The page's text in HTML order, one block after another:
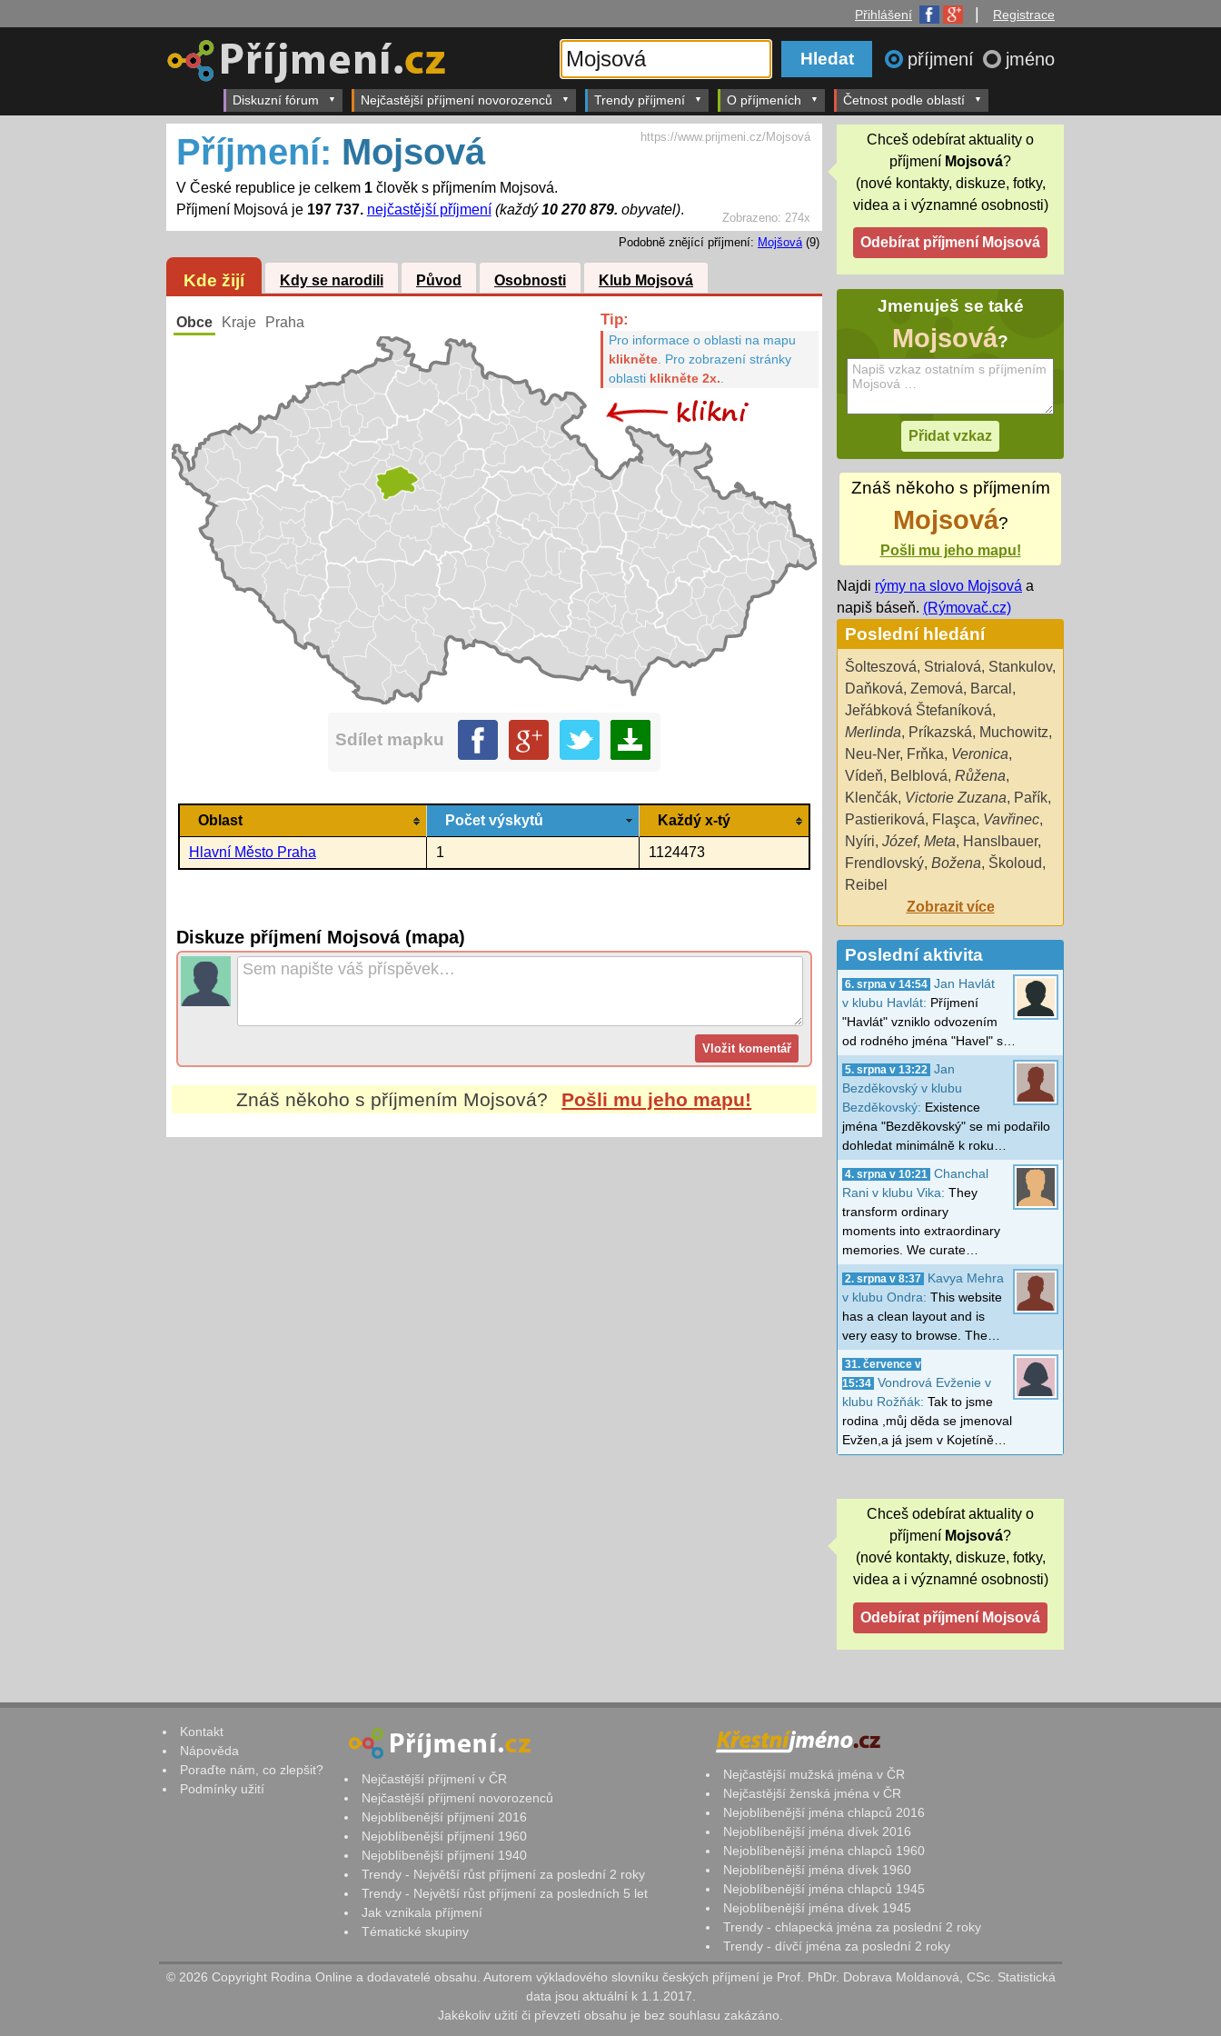
Přihlášení Registrace
příjmení jméno
Diskuzní fórum Nejčastější příjmení novorozenců Trendy příjmení O příjmeních Četnost podle oblastí
Zobrazeno:274x
Příjmení: Mojsová
V České republice je celkem 1člověk s příjmením Mojsová.
Příjmení Mojsová je 197 737. nejčastější příjmení (každý10 270 879. obyvatel).
https://www.prijmeni.cz/Mojsová
Podobně znějící příjmení: Mojšová(9)
Kde žijí Kdy se narodili Původ Osobnosti Klub Mojsová
Obce Kraje Praha Tip:
Pro informace o oblasti na mapu
klikněte. Pro zobrazení stránky
oblasti klikněte 2x.
Sdílet mapku
Oblast Počet výskytů Každý x-tý
Hlavní Město Praha 1 1124473
Diskuze příjmení Mojsová (mapa)
Znáš někoho s příjmením Mojsová? Pošli mu jeho mapu!
Chceš odebírat aktuality o
příjmení Mojsová?
(nové kontakty, diskuze, fotky,
videa a i významné osobnosti)
Jmenuješ se také
Mojsová?
Znáš někoho s příjmením
Mojsová?
Pošli mu jeho mapu!
Najdi rýmy na slovo Mojsová a
napiš báseň. (Rýmovač.cz)
Poslední hledání
Šolteszová, Strialová, Stankulov,
Daňková, Zemová, Barcal ,
Jeřábková Štefaníková,
Merlinda, Príkazská, Muchowitz,
Neu-Ner, Frňka, Veronica,
Vídeň, Belblová, Růžena,
Klenčák, Victorie Zuzana, Pařík,
Pastieriková, Flaşca, Vavřinec,
Nyíri, Józef, Meta, Hanslbauer,
Frendlovský, Božena, Školoud,
Reibel
Zobrazit více
Poslední aktivita
6. srpna v 14:54 Jan Havlát
v klubu Havlát: Příjmení
"Havlát" vzniklo odvozením
od rodného jména "Havel" s…
5. srpna v 13:22
Jan
Bezděkovský v klubu
Bezděkovský: Existence
jména "Bezděkovský" se mi podařilo
dohledat minimálně k roku…
4. srpna v 10:21
Chanchal
Rani v klubu Vika: They
transform ordinary
moments into extraordinary
memories. We curate…
2. srpna v 8:37
Kavya Mehra
v klubu Ondra: This website
has a clean layout and is
very easy to browse. The…
31. července v
15:34 Vondrová Evženie v
klubu Rožňák: Tak to jsme
rodina ,můj děda se jmenoval
Evžen,a já jsem v Kojetíně…
Chceš odebírat aktuality o
příjmení Mojsová?
(nové kontakty, diskuze, fotky,
videa a i významné osobnosti)
Kontakt
Nápověda
Poraďte nám, co zlepšit?
Podmínky užití
Nejčastější příjmení v ČR
Nejčastější příjmení novorozenců
Nejoblíbenější příjmení 2016
Nejoblíbenější příjmení 1960
Nejoblíbenější příjmení 1940
Trendy - Největší růst příjmení za poslední 2 roky
Trendy - Největší růst příjmení za posledních 5 let
Jak vznikala příjmení
Tématické skupiny
Nejčastější mužská jména v ČR
Nejčastější ženská jména v ČR
Nejoblíbenější jména chlapců 2016
Nejoblíbenější jména dívek 2016
Nejoblíbenější jména chlapců 1960
Nejoblíbenější jména dívek 1960
Nejoblíbenější jména chlapců 1945
Nejoblíbenější jména dívek 1945
Trendy - chlapecká jména za poslední 2 roky
Trendy - dívčí jména za poslední 2 roky
© 2026 Copyright Rodina Online a dodavatelé obsahu. Autorem výkladového slovníku českých příjmení je Prof. PhDr. Dobrava Moldanová, CSc. Statistická
data jsou aktuální k 1.1.2017.
Jakékoliv užití či převzetí obsahu je bez souhlasu zakázáno.